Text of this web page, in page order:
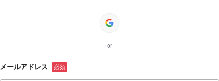
or
メールアドレス